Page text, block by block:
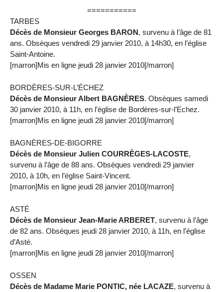
===========
TARBES
Décès de Monsieur Georges BARON , survenu à l’âge de 81
ans. Obsèques vendredi 29 janvier 2010, à 14h30, en l’église
Saint-Antoine.
[marron]Mis en ligne jeudi 28 janvier 2010[/marron]
BORDÈRES-SUR-L’ÉCHEZ
Décès de Monsieur Albert BAGNÈRES. Obsèques samedi
30 janvier 2010, à 11h, en l’église de Bordères-sur-l’Echez.
[marron]Mis en ligne jeudi 28 janvier 2010[/marron]
BAGNÈRES-DE-BIGORRE
Décès de Monsieur Julien COURRÈGES-LACOSTE,
survenu à l’âge de 88 ans. Obsèques vendredi 29 janvier
2010, à 10h, en l’église Saint-Vincent.
[marron]Mis en ligne jeudi 28 janvier 2010[/marron]
ASTÉ
Décès de Monsieur Jean-Marie ARBERET, survenu à l’âge
de 82 ans. Obsèques jeudi 28 janvier 2010, à 11h, en l’église
d’Asté.
[marron]Mis en ligne jeudi 28 janvier 2010[/marron]
OSSEN
Décès de Madame Marie PONTIC, née LACAZE, survenu à